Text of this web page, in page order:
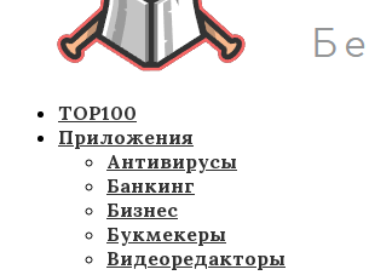
TOP100
Приложения
Антивирусы
Банкинг
Бизнес
Букмекеры
Видеоредакторы